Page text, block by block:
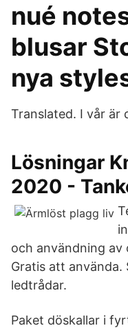
nué
blusar
nya
Translated. I vår är
Lösningar
2020 -
och användning av
Gratis att använda.
ledtrådar.
Paket döskallar i